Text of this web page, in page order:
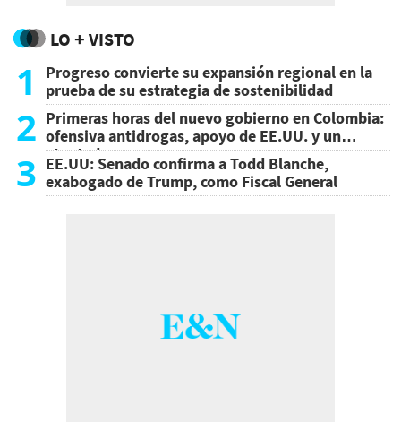
LO + VISTO
1
Progreso convierte su expansión regional en la
prueba de su estrategia de sostenibilidad
2 Primeras horas del nuevo gobierno en Colombia:
ofensiva antidrogas, apoyo de EE.UU. y un
atentado
3 EE.UU: Senado confirma a Todd Blanche,
exabogado de Trump, como Fiscal General